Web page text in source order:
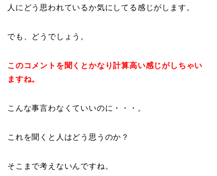
人にどう思われているか気にしてる感じがします。
でも、どうでしょう。
このコメントを聞くとかなり計算高い感じがしちゃい
ますね。
こんな事言わなくていいのに・・・。
これを聞くと人はどう思うのか？
そこまで考えないんですね。